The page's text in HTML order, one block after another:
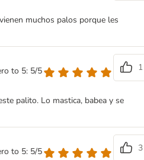
muchos palos porque les
to 5: 5/5
1
palito. Lo mastica, babea y se
to 5: 5/5 3